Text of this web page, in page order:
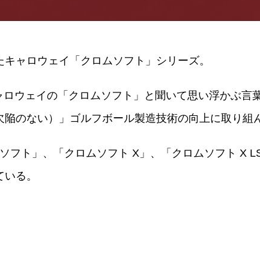
ャロウェイ「クロムソフト」シリーズ。
ウェイの「クロムソフト」と聞いて思い浮かぶ言
のない）」ゴルフボール製造技術の向上に取り組
フト」、「クロムソフト X」、「クロムソフト X
る。